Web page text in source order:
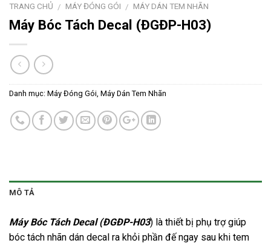
TRANG CHỦ / MÁY ĐÓNG GÓI / MÁY DÁN TEM NHÃN
Máy Bóc Tách Decal (ĐGĐP-H03)
Danh mục: Máy Đóng Gói, Máy Dán Tem Nhãn
MÔ TẢ
Máy Bóc Tách Decal (ĐGĐP-H03) là thiết bị phụ trợ giúp
bóc tách nhãn dán decal ra khỏi phần đế ngay sau khi tem